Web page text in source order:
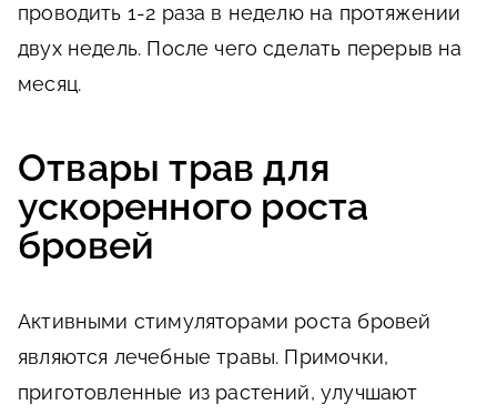
проводить 1-2 раза в неделю на протяжении
двух недель. После чего сделать перерыв на
месяц.
Отвары трав для
ускоренного роста
бровей
Активными стимуляторами роста бровей
являются лечебные травы. Примочки,
приготовленные из растений, улучшают